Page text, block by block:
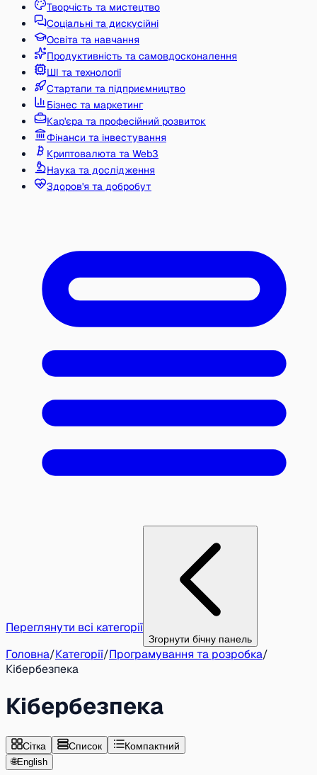
Творчість та мистецтво
Соціальні та дискусійні
Освіта та навчання
Продуктивність та самовдосконалення
ШІ та технології
Стартапи та підприємництво
Бізнес та маркетинг
Кар'єра та професійний розвиток
Фінанси та інвестування
Криптовалюта та Web3
Наука та дослідження
Здоров'я та добробут
Переглянути всі категорії
Згорнути бічну панель
Головна/Категорії/Програмування та розробка/
Кібербезпека
Кібербезпека
Сітка Список Компактний
🌐English